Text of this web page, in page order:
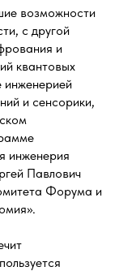
возможности
с другой
и
квантовых
инженерией
и сенсорики,
инженерия
Павлович
Форума и